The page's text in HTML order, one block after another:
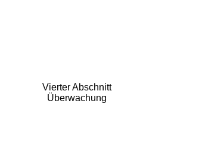
Vierter Abschnitt
Überwachung